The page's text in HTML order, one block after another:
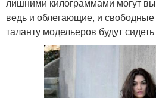
ведь и облегающие, и
таланту модельеров будут